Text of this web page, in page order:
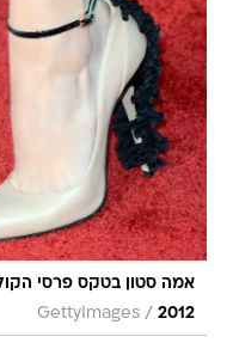
2012
/
GettyImages